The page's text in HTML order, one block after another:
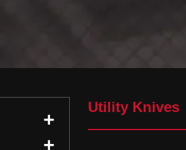
Utility Knives